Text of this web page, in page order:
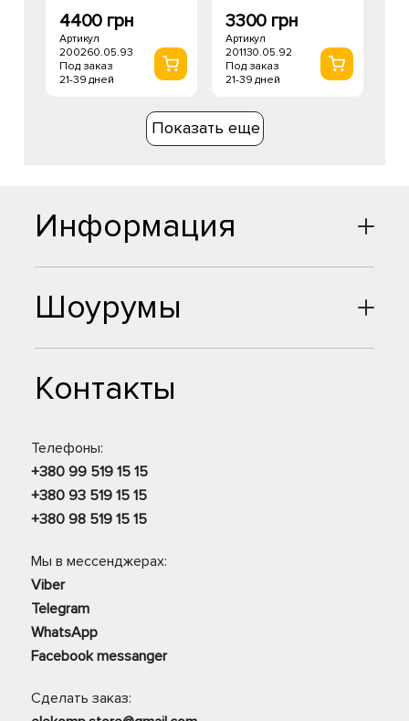
4400 грн
Артикул
200260.05.93
Под заказ
21-39 дней
3300 грн
Артикул
201130.05.92
Под заказ
21-39 дней
Показать еще
Шоурумы
Контакты
Телефоны:
+380 99 519 15 15
+380 93 519 15 15
+380 98 519 15 15
Мы в мессенджерах:
Viber
Telegram
WhatsApp
Facebook messanger
Сделать заказ:
Информация